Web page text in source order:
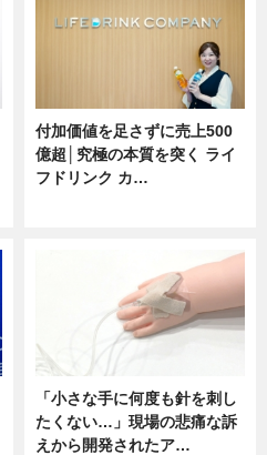
付加価値を足さずに売上500
億超│究極の本質を突く ライ
フドリンク カ…
「小さな手に何度も針を刺し
たくない…」現場の悲痛な訴
えから開発されたア…